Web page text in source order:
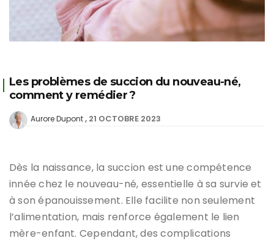
Les problèmes de succion du nouveau-né,
comment y remédier ?
Aurore Dupont 21 OCTOBRE 2023
Dès la naissance, la succion est une compétence
innée chez le nouveau-né, essentielle à sa survie et
à son épanouissement. Elle facilite non seulement
l’alimentation, mais renforce également le lien
mère-enfant. Cependant, des complications